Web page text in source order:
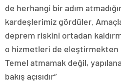
de herhangi bir adım
kardeşlerimiz gördüler.
deprem riskini ortadan
o hizmetleri de eleştirmekten
Temel atmamak değil,
bakış açısıdır”